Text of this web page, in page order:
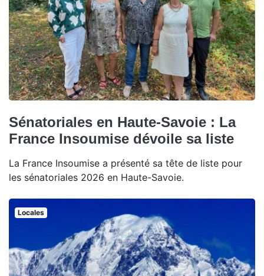
Sénatoriales en Haute-Savoie : La
France Insoumise dévoile sa liste
La France Insoumise a présenté sa tête de liste pour
les sénatoriales 2026 en Haute-Savoie.
Locales